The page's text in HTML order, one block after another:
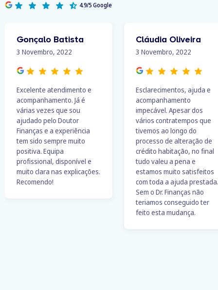
4.9/5 Google
Gonçalo Batista
3 Novembro, 2022
Excelente atendimento e
acompanhamento. Já é
várias vezes que sou
ajudado pelo Doutor
Finanças e a experiência
tem sido sempre muito
positiva. Equipa
profissional, disponível e
muito clara nas explicações.
Recomendo!
Cláudia Oliveira
3 Novembro, 2022
Esclarecimentos, ajuda e
acompanhamento
impecável. Apesar dos
vários contratempos que
tivemos ao longo do
processo de alteração de
crédito habitação, no final
tudo valeu a pena e
estamos muito satisfeitos
com toda a ajuda prestada.
Sem o Dr. Finanças não
teriamos conseguido ter
feito esta mudança.